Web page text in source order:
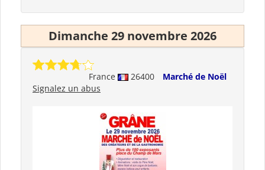
Dimanche 29 novembre 2026
France 26400
Marché de Noël
Signalez un abus